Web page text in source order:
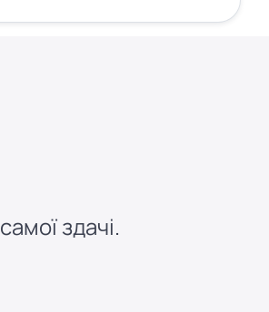
здачі.